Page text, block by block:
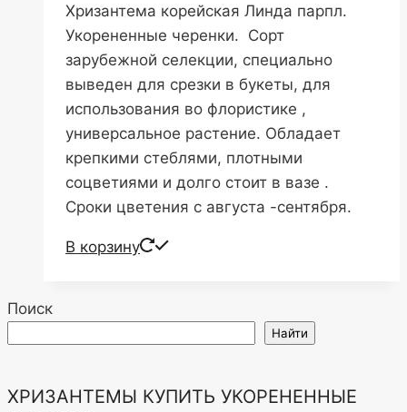
Хризантема корейская Линда парпл.
Укорененные черенки. Сорт
зарубежной селекции, специально
выведен для срезки в букеты, для
использования во флористике ,
универсальное растение. Обладает
крепкими стеблями, плотными
соцветиями и долго стоит в вазе .
Сроки цветения с августа -сентября.
В корзину
Поиск
Найти
ХРИЗАНТЕМЫ КУПИТЬ УКОРЕНЕННЫЕ